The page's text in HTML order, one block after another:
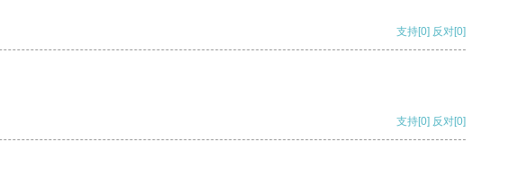
支持[0] 反对[0]
支持[0] 反对[0]